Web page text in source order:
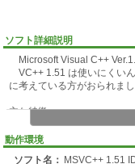
ソフト詳細説明
Microsoft Visual C++
VC++ 1.51 は使いにくい
に考えている方がおられま
主な特徴
・エディターを内蔵せず
・出力ウインドウのエラー
ます。
動作環境
ソフト名： MSVC++ 1.51